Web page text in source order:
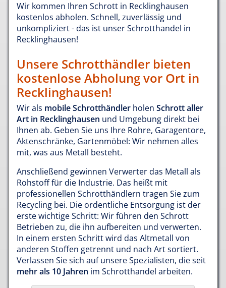
Wir kommen Ihren Schrott in Recklinghausen
kostenlos abholen. Schnell, zuverlässig und
unkompliziert - das ist unser Schrotthandel in
Recklinghausen!
Unsere Schrotthändler bieten
kostenlose Abholung vor Ort in
Recklinghausen!
Wir als mobile Schrotthändler holen Schrott aller
Art in Recklinghausen und Umgebung direkt bei
Ihnen ab. Geben Sie uns Ihre Rohre, Garagentore,
Aktenschränke, Gartenmöbel: Wir nehmen alles
mit, was aus Metall besteht.
Anschließend gewinnen Verwerter das Metall als
Rohstoff für die Industrie. Das heißt mit
professionellen Schrotthändlern tragen Sie zum
Recycling bei. Die ordentliche Entsorgung ist der
erste wichtige Schritt: Wir führen den Schrott
Betrieben zu, die ihn aufbereiten und verwerten.
In einem ersten Schritt wird das Altmetall von
anderen Stoffen getrennt und nach Art sortiert.
Verlassen Sie sich auf unsere Spezialisten, die seit
mehr als 10 Jahren im Schrotthandel arbeiten.